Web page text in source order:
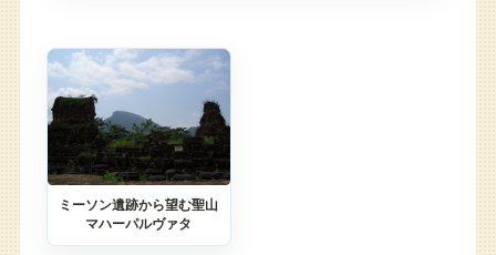
ミーソン遺跡から望む聖山
マハーパルヴァタ